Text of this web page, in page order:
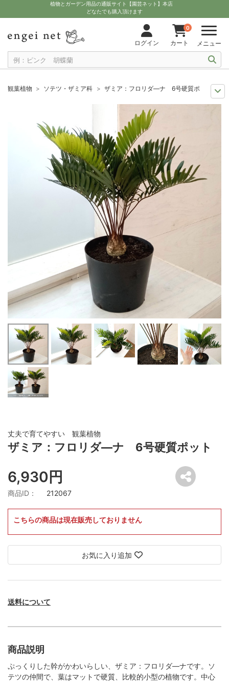
植物とガーデン用品の通販サイト【園芸ネット】本店
どなたでも購入頂けます
ログイン
0
カート メニュー
観葉植物 ソテツ・ザミア科
ザミア：フロリダ―ナ 6号硬質ポット
ポットサイズ別 6号～7号 ザミア：フロリダ―ナ 6号硬
丈夫で育てやすい 観葉植物
ザミア：フロリダ―ナ 6号硬質ポット
6,930円
商品ID： 212067
こちらの商品は現在販売しておりません
お気に入り追加
送料について
商品説明
ぷっくりした幹がかわいらしい、ザミア：フロリダ―ナです。ソ
テツの仲間で、葉はマットで硬質、比較的小型の植物です。中心